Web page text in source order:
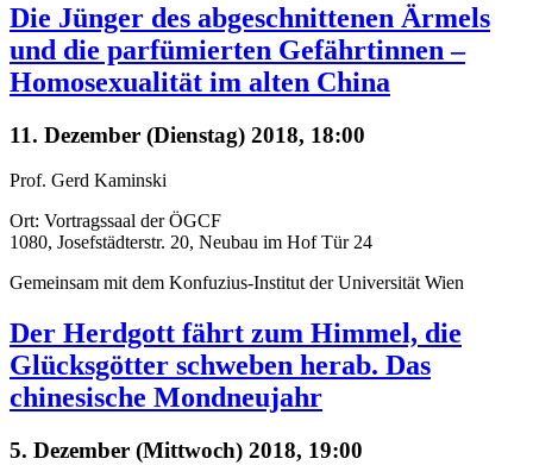
Die Jünger des abgeschnittenen Ärmels
und die parfümierten Gefährtinnen –
Homosexualität im alten China
11. Dezember (Dienstag) 2018, 18:00
Prof. Gerd Kaminski
Ort: Vortragssaal der ÖGCF
1080, Josefstädterstr. 20, Neubau im Hof Tür 24
Gemeinsam mit dem Konfuzius-Institut der Universität Wien
Der Herdgott fährt zum Himmel, die
Glücksgötter schweben herab. Das
chinesische Mondneujahr
5. Dezember (Mittwoch) 2018, 19:00